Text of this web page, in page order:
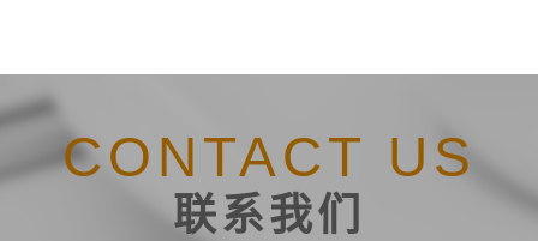
CONTACT US
联系我们